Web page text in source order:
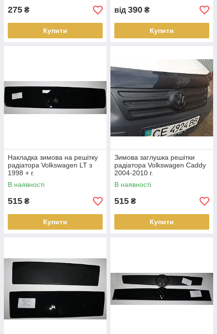
275 ₴
Купити
від 390 ₴
Купити
Накладка зимова на решітку
радіатора Volkswagen LT з
1998 + г.
В наявності
515 ₴
Купити
Зимова заглушка решітки
радіатора Volkswagen Caddy
2004-2010 г.
В наявності
515 ₴
Купити